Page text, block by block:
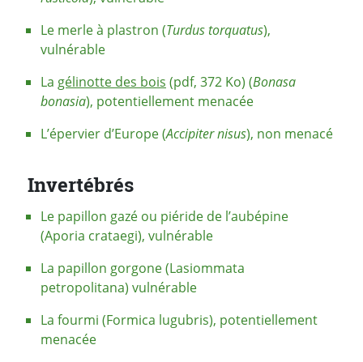
Le merle à plastron (Turdus torquatus),
vulnérable
La gélinotte des bois (pdf, 372 Ko) (Bonasa
bonasia), potentiellement menacée
L’épervier d’Europe (Accipiter nisus), non menacé
Invertébrés
Le papillon gazé ou piéride de l’aubépine
(Aporia crataegi), vulnérable
La papillon gorgone (Lasiommata
petropolitana) vulnérable
La fourmi (Formica lugubris), potentiellement
menacée